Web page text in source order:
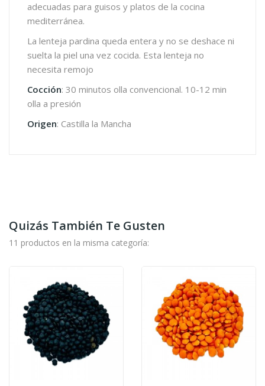
adecuadas para guisos y platos de la cocina
mediterránea.
La lenteja pardina queda entera y no se deshace ni
suelta la piel una vez cocida. Esta lenteja no
necesita remojo
Cocción: 30 minutos olla convencional. 10-12 min
olla a presión
Origen: Castilla la Mancha
Quizás También Te Gusten
11 productos en la misma categoría: